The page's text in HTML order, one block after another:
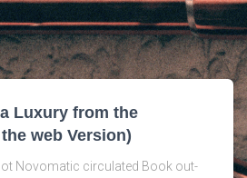
Luxury from the
web Version)
Novomatic circulated Book out-